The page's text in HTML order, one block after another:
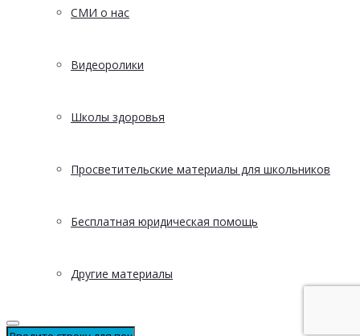
СМИ о нас
Видеоролики
Школы здоровья
Просветительские материалы для школьников
Бесплатная юридическая помощь
Другие материалы